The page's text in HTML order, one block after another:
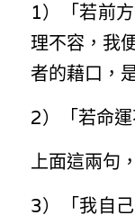
1）「若前
理不容，我
者的藉口，
2）「若命運
上面這兩句
3）「我自